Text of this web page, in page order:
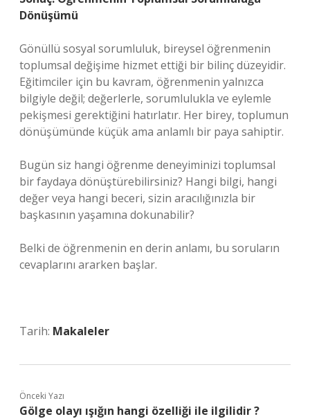
Dönüşümü
Gönüllü sosyal sorumluluk, bireysel öğrenmenin
toplumsal değişime hizmet ettiği bir bilinç düzeyidir.
Eğitimciler için bu kavram, öğrenmenin yalnızca
bilgiyle değil; değerlerle, sorumlulukla ve eylemle
pekişmesi gerektiğini hatırlatır. Her birey, toplumun
dönüşümünde küçük ama anlamlı bir paya sahiptir.
Bugün siz hangi öğrenme deneyiminizi toplumsal
bir faydaya dönüştürebilirsiniz? Hangi bilgi, hangi
değer veya hangi beceri, sizin aracılığınızla bir
başkasının yaşamına dokunabilir?
Belki de öğrenmenin en derin anlamı, bu soruların
cevaplarını ararken başlar.
Tarih: Makaleler
Önceki Yazı
Gölge olayı ışığın hangi özelliği ile ilgilidir ?